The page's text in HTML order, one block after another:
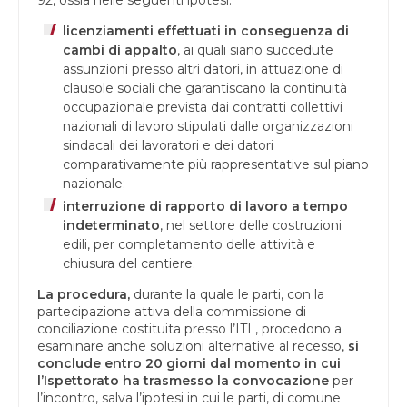
licenziamenti effettuati in conseguenza di
cambi di appalto, ai quali siano succedute
assunzioni presso altri datori, in attuazione di
clausole sociali che garantiscano la continuità
occupazionale prevista dai contratti collettivi
nazionali di lavoro stipulati dalle organizzazioni
sindacali dei lavoratori e dei datori
comparativamente più rappresentative sul piano
nazionale;
interruzione di rapporto di lavoro a tempo
indeterminato, nel settore delle costruzioni
edili, per completamento delle attività e
chiusura del cantiere.
La procedura, durante la quale le parti, con la
partecipazione attiva della commissione di
conciliazione costituita presso l’ITL, procedono a
esaminare anche soluzioni alternative al recesso, si
conclude entro 20 giorni dal momento in cui
l’Ispettorato ha trasmesso la convocazione per
l’incontro, salva l’ipotesi in cui le parti, di comune